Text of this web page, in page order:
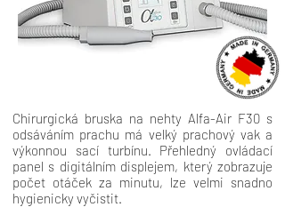
Chirurgická bruska na nehty Alfa-Air F30 s
odsáváním prachu má velký prachový vak a
výkonnou sací turbínu. Přehledný ovládací
panel s digitálním displejem, který zobrazuje
počet otáček za minutu, lze velmi snadno
hygienicky vyčistit.